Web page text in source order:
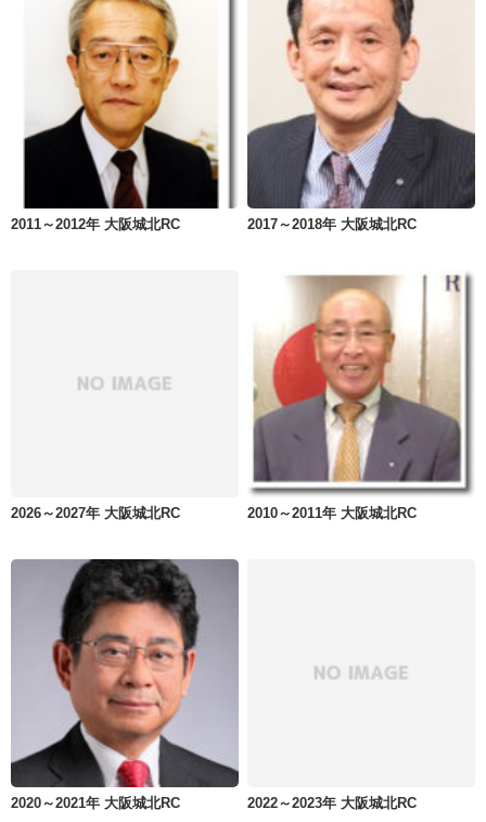
2011～2012年 大阪城北RC 2017～2018年 大阪城北RC
2026～2027年 大阪城北RC 2010～2011年 大阪城北RC
2020～2021年 大阪城北RC 2022～2023年 大阪城北RC